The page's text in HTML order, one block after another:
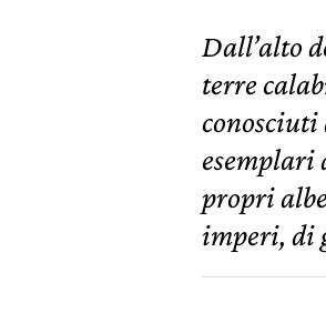
Dall’alto
terre
conosciuti
esemplari
propri
imperi, di